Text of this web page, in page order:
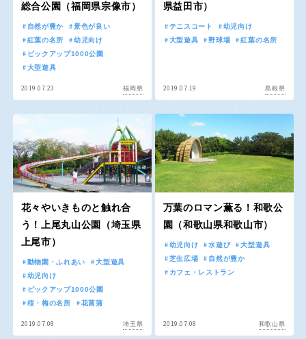
洋式庭園 ドッグラン ローラー滑り台 植物園
Pickup 花の名所 公園グルメ
インクルーシブパーク
地域で探す
福島
関東
栃木
群馬 埼玉
千葉 東京
サッカー・フットサル 動物園・ふれあい
歴史・文化財 日本庭園
紅葉の美しい公園
コトブキ事例
洋式庭園 ドッグラン
ローラー滑り台 植物園
夜景スポット Pickup
花の名所 プレーパーク
美術館 公園グルメ
屋根付き遊び場
花菖蒲 キャンプ場
ふわふわドーム
ライトアップ イルミネーション
総合公園（福岡県宗像市）
自然が豊か
景色が良い
紅葉の名所
幼児向け
ピックアップ1000公園
大型遊具
2019.07.23 福岡県
県益田市）
テニスコート
幼児向け
大型遊具
野球場 紅葉の名所
2019.07.19 島根県
花々やいきものと触れ合
う！上尾丸山公園（埼玉県
上尾市）
動物園・ふれあい
大型遊具
幼児向け
ピックアップ1000公園
桜・梅の名所
花菖蒲
2019.07.08 埼玉県
万葉のロマン薫る！和歌公
園（和歌山県和歌山市）
幼児向け 水遊び
大型遊具
芝生広場
自然が豊か
カフェ・レストラン
2019.07.08 和歌山県